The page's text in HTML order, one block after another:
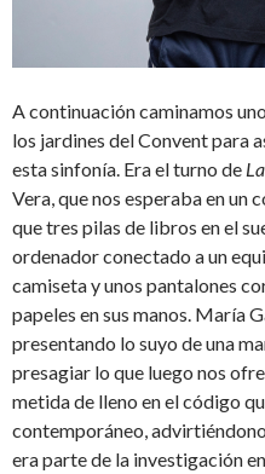
A continuación caminamos
los jardines del Convent para
esta sinfonía. Era el turno de
Vera, que nos esperaba en un
que tres pilas de libros en el
ordenador conectado a un
camiseta y unos pantalones
papeles en sus manos. María
presentando lo suyo de una
presagiar lo que luego nos
metida de lleno en el código
contemporáneo,
era parte de la investigación